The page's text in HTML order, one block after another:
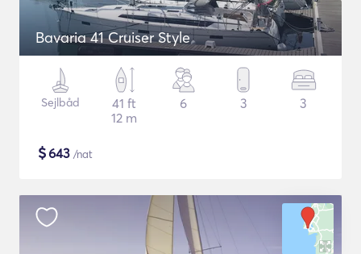
Bavaria 41 Cruiser Style
Sejlbåd
41 ft
12 m
6 3 3
$643 /nat